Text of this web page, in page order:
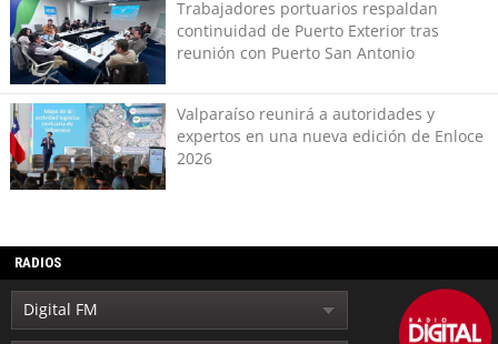
Trabajadores portuarios respaldan
continuidad de Puerto Exterior tras
reunión con Puerto San Antonio
Valparaíso reunirá a autoridades y
expertos en una nueva edición de Enloce
2026
RADIOS